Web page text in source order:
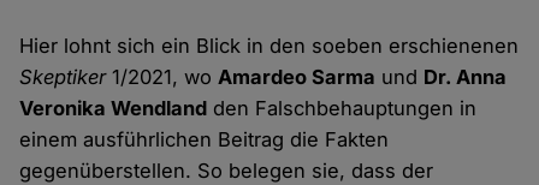
Hier lohnt sich ein Blick in den soeben erschienenen
Skeptiker1/2021, woAmardeo Sarma und Dr. Anna
Veronika Wendland den Falschbehauptungen in
einem ausführlichen Beitrag die Fakten
gegenüberstellen. So belegen sie, dass der